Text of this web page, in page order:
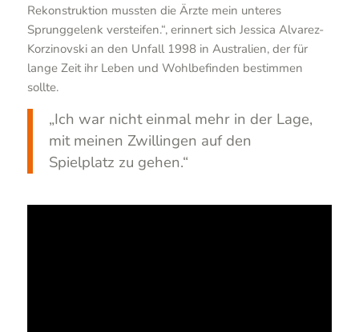
Rekonstruktion mussten die Ärzte mein unteres
Sprunggelenk versteifen.“, erinnert sich Jessica Alvarez-
Korzinovski an den Unfall 1998 in Australien, der für
lange Zeit ihr Leben und Wohlbefinden bestimmen
sollte.
„Ich war nicht einmal mehr in der Lage,
mit meinen Zwillingen auf den
Spielplatz zu gehen.“